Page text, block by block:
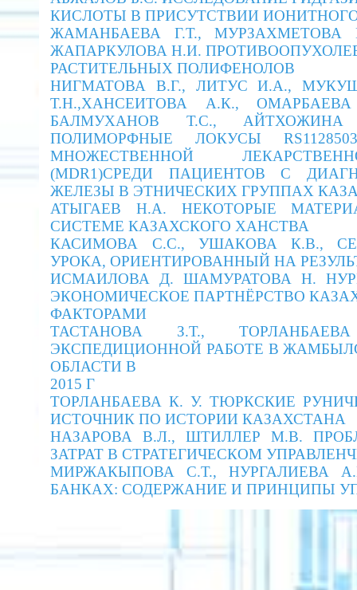
КИСЛОТЫ В ПРИСУТСТВИИ
ЖАМАНБАЕВА Г.Т., МУРЗАХМЕТОВА
ЖАПАРКУЛОВА Н.И.
РАСТИТЕЛЬНЫХ ПОЛИФЕНОЛОВ
НИГМАТОВА В.Г., ЛИТУС И.А.,
Т.Н.,ХАНСЕИТОВА А.К.,
БАЛМУХАНОВ Т.С., АЙТХОЖИНА
ПОЛИМОРФНЫЕ ЛОКУСЫ
МНОЖЕСТВЕННОЙ
(MDR1)СРЕДИ ПАЦИЕНТОВ С
ЖЕЛЕЗЫ В ЭТНИЧЕСКИХ ГРУППАХ
АТЫГАЕВ Н.А. НЕКОТОРЫЕ
СИСТЕМЕ КАЗАХСКОГО ХАНСТВА
КАСИМОВА С.С., УШАКОВА К.В.,
УРОКА, ОРИЕНТИРОВАННЫЙ НА
ИСМАИЛОВА Д. ШАМУРАТОВА Н.
ЭКОНОМИЧЕСКОЕ ПАРТНЁРСТВО
ФАКТОРАМИ
ТАСТАНОВА З.Т.,
ЭКСПЕДИЦИОННОЙ РАБОТЕ В
ОБЛАСТИ В
2015 Г
ТОРЛАНБАЕВА К. У. ТЮРКСКИЕ
ИСТОЧНИК ПО ИСТОРИИ
НАЗАРОВА В.Л., ШТИЛЛЕР М.В.
ЗАТРАТ В СТРАТЕГИЧЕСКОМ
МИРЖАКЫПОВА С.Т., НУРГАЛИЕВА
БАНКАХ: СОДЕРЖАНИЕ И ПРИНЦИПЫ